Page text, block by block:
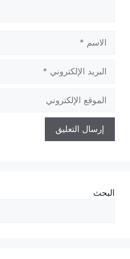
الإلكتروني
الإلكتروني
البحث